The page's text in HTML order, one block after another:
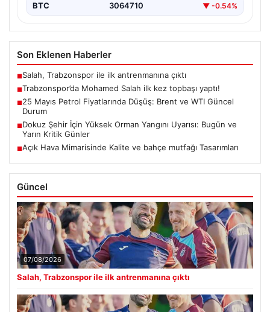
BTC 3064710 ▼ -0.54%
Son Eklenen Haberler
■Salah, Trabzonspor ile ilk antrenmanına çıktı
■Trabzonspor’da Mohamed Salah ilk kez topbaşı yaptı!
■25 Mayıs Petrol Fiyatlarında Düşüş: Brent ve WTI Güncel
Durum
■Dokuz Şehir İçin Yüksek Orman Yangını Uyarısı: Bugün ve
Yarın Kritik Günler
■Açık Hava Mimarisinde Kalite ve bahçe mutfağı Tasarımları
Güncel
07/08/2026
Salah, Trabzonspor ile ilk antrenmanına çıktı